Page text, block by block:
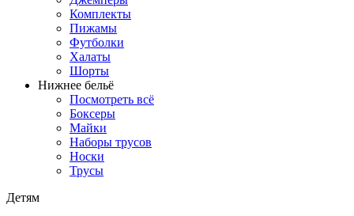
Комплекты
Пижамы
Футболки
Халаты
Шорты
Нижнее бельё
Посмотреть всё
Боксеры
Майки
Наборы трусов
Носки
Трусы
Детям